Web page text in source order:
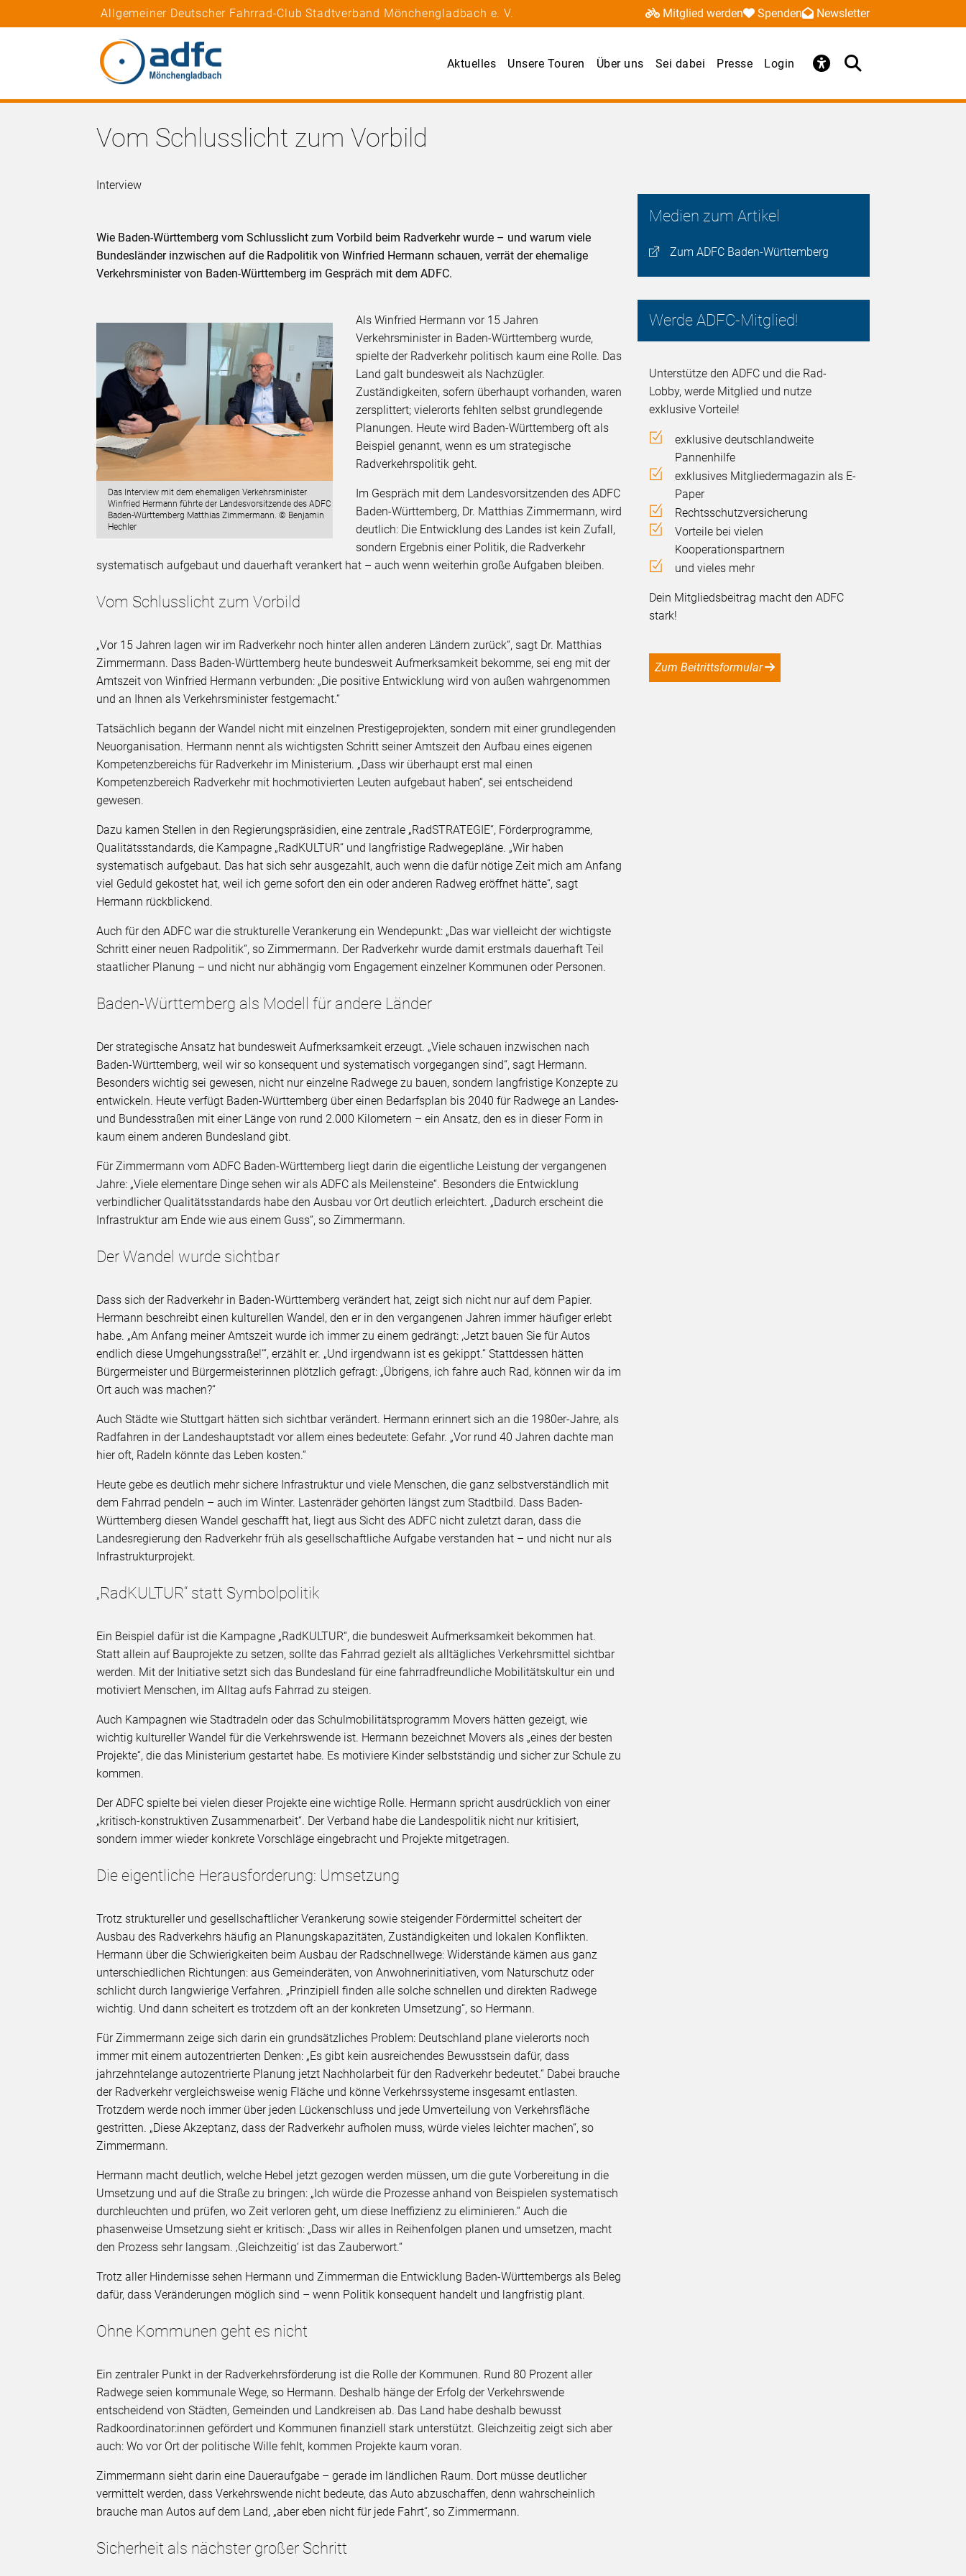
Allgemeiner Deutscher Fahrrad-Club Stadtverband Mönchengladbach e. V. Mitglied werden Spenden Newsletter
Aktuelles Unsere Touren Über uns Sei dabei Presse Login
Vom Schlusslicht zum Vorbild
Interview
Medien zum Artikel
Zum ADFC Baden-Württemberg
Werde ADFC-Mitglied!
Unterstütze den ADFC und die Rad-
Lobby, werde Mitglied und nutze
exklusive Vorteile!
exklusive deutschlandweite
Pannenhilfe
exklusives Mitgliedermagazin als E-
Paper
Rechtsschutzversicherung
Vorteile bei vielen
Kooperationspartnern
und vieles mehr
Dein Mitgliedsbeitrag macht den ADFC
stark!
Zum Beitrittsformular
Wie Baden-Württemberg vom Schlusslicht zum Vorbild beim Radverkehr wurde – und warum viele
Bundesländer inzwischen auf die Radpolitik von Winfried Hermann schauen, verrät der ehemalige
Verkehrsminister von Baden-Württemberg im Gespräch mit dem ADFC.
Das Interview mit dem ehemaligen Verkehrsminister
Winfried Hermann führte der Landesvorsitzende des ADFC
Baden-Württemberg Matthias Zimmermann. © Benjamin
Hechler
Als Winfried Hermann vor 15 Jahren
Verkehrsminister in Baden-Württemberg wurde,
spielte der Radverkehr politisch kaum eine Rolle. Das
Land galt bundesweit als Nachzügler.
Zuständigkeiten, sofern überhaupt vorhanden, waren
zersplittert; vielerorts fehlten selbst grundlegende
Planungen. Heute wird Baden-Württemberg oft als
Beispiel genannt, wenn es um strategische
Radverkehrspolitik geht.
Im Gespräch mit dem Landesvorsitzenden des ADFC
Baden-Württemberg, Dr. Matthias Zimmermann, wird
deutlich: Die Entwicklung des Landes ist kein Zufall,
sondern Ergebnis einer Politik, die Radverkehr
systematisch aufgebaut und dauerhaft verankert hat – auch wenn weiterhin große Aufgaben bleiben.
Vom Schlusslicht zum Vorbild
„Vor 15 Jahren lagen wir im Radverkehr noch hinter allen anderen Ländern zurück“, sagt Dr. Matthias
Zimmermann. Dass Baden-Württemberg heute bundesweit Aufmerksamkeit bekomme, sei eng mit der
Amtszeit von Winfried Hermann verbunden: „Die positive Entwicklung wird von außen wahrgenommen
und an Ihnen als Verkehrsminister festgemacht.“
Tatsächlich begann der Wandel nicht mit einzelnen Prestigeprojekten, sondern mit einer grundlegenden
Neuorganisation. Hermann nennt als wichtigsten Schritt seiner Amtszeit den Aufbau eines eigenen
Kompetenzbereichs für Radverkehr im Ministerium. „Dass wir überhaupt erst mal einen
Kompetenzbereich Radverkehr mit hochmotivierten Leuten aufgebaut haben“, sei entscheidend
gewesen.
Dazu kamen Stellen in den Regierungspräsidien, eine zentrale „RadSTRATEGIE“, Förderprogramme,
Qualitätsstandards, die Kampagne „RadKULTUR“ und langfristige Radwegepläne. „Wir haben
systematisch aufgebaut. Das hat sich sehr ausgezahlt, auch wenn die dafür nötige Zeit mich am Anfang
viel Geduld gekostet hat, weil ich gerne sofort den ein oder anderen Radweg eröffnet hätte“, sagt
Hermann rückblickend.
Auch für den ADFC war die strukturelle Verankerung ein Wendepunkt: „Das war vielleicht der wichtigste
Schritt einer neuen Radpolitik“, so Zimmermann. Der Radverkehr wurde damit erstmals dauerhaft Teil
staatlicher Planung – und nicht nur abhängig vom Engagement einzelner Kommunen oder Personen.
Baden-Württemberg als Modell für andere Länder
Der strategische Ansatz hat bundesweit Aufmerksamkeit erzeugt. „Viele schauen inzwischen nach
Baden-Württemberg, weil wir so konsequent und systematisch vorgegangen sind“, sagt Hermann.
Besonders wichtig sei gewesen, nicht nur einzelne Radwege zu bauen, sondern langfristige Konzepte zu
entwickeln. Heute verfügt Baden-Württemberg über einen Bedarfsplan bis 2040 für Radwege an Landes-
und Bundesstraßen mit einer Länge von rund 2.000 Kilometern – ein Ansatz, den es in dieser Form in
kaum einem anderen Bundesland gibt.
Für Zimmermann vom ADFC Baden-Württemberg liegt darin die eigentliche Leistung der vergangenen
Jahre: „Viele elementare Dinge sehen wir als ADFC als Meilensteine“. Besonders die Entwicklung
verbindlicher Qualitätsstandards habe den Ausbau vor Ort deutlich erleichtert. „Dadurch erscheint die
Infrastruktur am Ende wie aus einem Guss“, so Zimmermann.
Der Wandel wurde sichtbar
Dass sich der Radverkehr in Baden-Württemberg verändert hat, zeigt sich nicht nur auf dem Papier.
Hermann beschreibt einen kulturellen Wandel, den er in den vergangenen Jahren immer häufiger erlebt
habe. „Am Anfang meiner Amtszeit wurde ich immer zu einem gedrängt: ,Jetzt bauen Sie für Autos
endlich diese Umgehungsstraße!‘“, erzählt er. „Und irgendwann ist es gekippt.“ Stattdessen hätten
Bürgermeister und Bürgermeisterinnen plötzlich gefragt: „Übrigens, ich fahre auch Rad, können wir da im
Ort auch was machen?“
Auch Städte wie Stuttgart hätten sich sichtbar verändert. Hermann erinnert sich an die 1980er-Jahre, als
Radfahren in der Landeshauptstadt vor allem eines bedeutete: Gefahr. „Vor rund 40 Jahren dachte man
hier oft, Radeln könnte das Leben kosten.“
Heute gebe es deutlich mehr sichere Infrastruktur und viele Menschen, die ganz selbstverständlich mit
dem Fahrrad pendeln – auch im Winter. Lastenräder gehörten längst zum Stadtbild. Dass Baden-
Württemberg diesen Wandel geschafft hat, liegt aus Sicht des ADFC nicht zuletzt daran, dass die
Landesregierung den Radverkehr früh als gesellschaftliche Aufgabe verstanden hat – und nicht nur als
Infrastrukturprojekt.
„RadKULTUR“ statt Symbolpolitik
Ein Beispiel dafür ist die Kampagne „RadKULTUR“, die bundesweit Aufmerksamkeit bekommen hat.
Statt allein auf Bauprojekte zu setzen, sollte das Fahrrad gezielt als alltägliches Verkehrsmittel sichtbar
werden. Mit der Initiative setzt sich das Bundesland für eine fahrradfreundliche Mobilitätskultur ein und
motiviert Menschen, im Alltag aufs Fahrrad zu steigen.
Auch Kampagnen wie Stadtradeln oder das Schulmobilitätsprogramm Movers hätten gezeigt, wie
wichtig kultureller Wandel für die Verkehrswende ist. Hermann bezeichnet Movers als „eines der besten
Projekte“, die das Ministerium gestartet habe. Es motiviere Kinder selbstständig und sicher zur Schule zu
kommen.
Der ADFC spielte bei vielen dieser Projekte eine wichtige Rolle. Hermann spricht ausdrücklich von einer
„kritisch-konstruktiven Zusammenarbeit“. Der Verband habe die Landespolitik nicht nur kritisiert,
sondern immer wieder konkrete Vorschläge eingebracht und Projekte mitgetragen.
Die eigentliche Herausforderung: Umsetzung
Trotz struktureller und gesellschaftlicher Verankerung sowie steigender Fördermittel scheitert der
Ausbau des Radverkehrs häufig an Planungskapazitäten, Zuständigkeiten und lokalen Konflikten.
Hermann über die Schwierigkeiten beim Ausbau der Radschnellwege: Widerstände kämen aus ganz
unterschiedlichen Richtungen: aus Gemeinderäten, von Anwohnerinitiativen, vom Naturschutz oder
schlicht durch langwierige Verfahren. „Prinzipiell finden alle solche schnellen und direkten Radwege
wichtig. Und dann scheitert es trotzdem oft an der konkreten Umsetzung“, so Hermann.
Für Zimmermann zeige sich darin ein grundsätzliches Problem: Deutschland plane vielerorts noch
immer mit einem autozentrierten Denken: „Es gibt kein ausreichendes Bewusstsein dafür, dass
jahrzehntelange autozentrierte Planung jetzt Nachholarbeit für den Radverkehr bedeutet.“ Dabei brauche
der Radverkehr vergleichsweise wenig Fläche und könne Verkehrssysteme insgesamt entlasten.
Trotzdem werde noch immer über jeden Lückenschluss und jede Umverteilung von Verkehrsfläche
gestritten. „Diese Akzeptanz, dass der Radverkehr aufholen muss, würde vieles leichter machen“, so
Zimmermann.
Hermann macht deutlich, welche Hebel jetzt gezogen werden müssen, um die gute Vorbereitung in die
Umsetzung und auf die Straße zu bringen: „Ich würde die Prozesse anhand von Beispielen systematisch
durchleuchten und prüfen, wo Zeit verloren geht, um diese Ineffizienz zu eliminieren.“ Auch die
phasenweise Umsetzung sieht er kritisch: „Dass wir alles in Reihenfolgen planen und umsetzen, macht
den Prozess sehr langsam. ‚Gleichzeitig‘ ist das Zauberwort.“
Trotz aller Hindernisse sehen Hermann und Zimmerman die Entwicklung Baden-Württembergs als Beleg
dafür, dass Veränderungen möglich sind – wenn Politik konsequent handelt und langfristig plant.
Ohne Kommunen geht es nicht
Ein zentraler Punkt in der Radverkehrsförderung ist die Rolle der Kommunen. Rund 80 Prozent aller
Radwege seien kommunale Wege, so Hermann. Deshalb hänge der Erfolg der Verkehrswende
entscheidend von Städten, Gemeinden und Landkreisen ab. Das Land habe deshalb bewusst
Radkoordinator:innen gefördert und Kommunen finanziell stark unterstützt. Gleichzeitig zeigt sich aber
auch: Wo vor Ort der politische Wille fehlt, kommen Projekte kaum voran.
Zimmermann sieht darin eine Daueraufgabe – gerade im ländlichen Raum. Dort müsse deutlicher
vermittelt werden, dass Verkehrswende nicht bedeute, das Auto abzuschaffen, denn wahrscheinlich
brauche man Autos auf dem Land, „aber eben nicht für jede Fahrt“, so Zimmermann.
Sicherheit als nächster großer Schritt